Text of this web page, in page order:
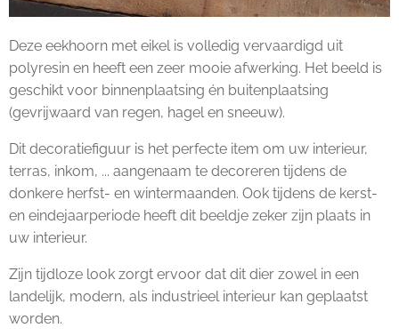
Deze eekhoorn met eikel is volledig vervaardigd uit
polyresin en heeft een zeer mooie afwerking. Het beeld is
geschikt voor binnenplaatsing én buitenplaatsing
(gevrijwaard van regen, hagel en sneeuw).
Dit decoratiefiguur is het perfecte item om uw interieur,
terras, inkom, ... aangenaam te decoreren tijdens de
donkere herfst- en wintermaanden. Ook tijdens de kerst-
en eindejaarperiode heeft dit beeldje zeker zijn plaats in
uw interieur.
Zijn tijdloze look zorgt ervoor dat dit dier zowel in een
landelijk, modern, als industrieel interieur kan geplaatst
worden.